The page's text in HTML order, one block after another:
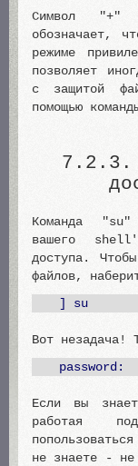
Символ "+"
обозначает,
режиме
позволяет
с защитой
помощью
7.2.3.
Команда "su"
вашего
доступа.
файлов,
] su
Вот незадача!
password:
Если вы
работая
не знаете - не